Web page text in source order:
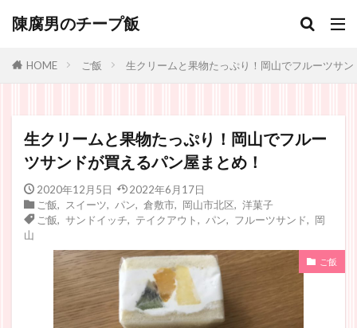
陳腐男のチープ飯
HOME ご飯 生クリームと果物たっぷり！岡山でフルーツサ
生クリームと果物たっぷり！岡山でフルー
ツサンドが買えるパン屋まとめ！
2020年12月5日
2022年6月17日
ご飯
スイーツ パン 倉敷市, 岡山市北区
洋菓子
ご飯
サンドイッチ テイクアウト パン フルーツサンド
岡
山
ご飯